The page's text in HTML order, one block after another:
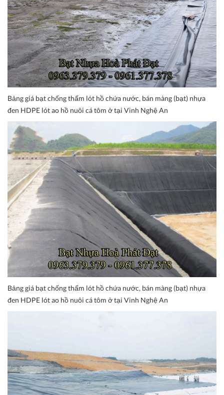
Bảng giá bạt chống thấm lót hồ chứa nước, bán màng (bạt) nhựa
đen HDPE lót ao hồ nuôi cá tôm ở tại Vinh Nghệ An
Bảng giá bạt chống thấm lót hồ chứa nước, bán màng (bạt) nhựa
đen HDPE lót ao hồ nuôi cá tôm ở tại Vinh Nghệ An